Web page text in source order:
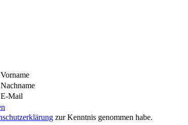
Vorname
Nachname
E-Mail
zur Kenntnis genommen habe.